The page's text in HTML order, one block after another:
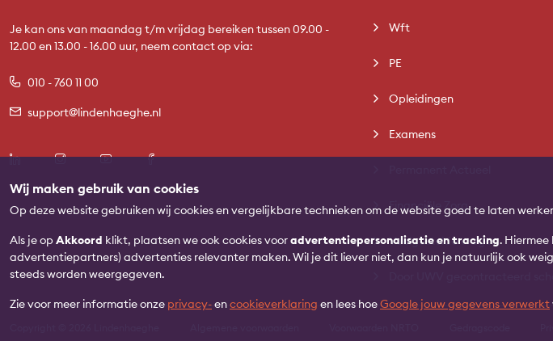
Wij maken gebruik van cookies
Op deze website gebruiken wij cookies en vergelijkbare technieken om de website goed te laten
Als je opAkkoord klikt, plaatsen we ook cookies vooradvertentiepersonalisatie en tracking. Hiermee
advertentiepartners) advertenties relevanter maken. Wil je dit liever niet, dan kun je natuurlijk ook
steeds worden weergegeven.
Zie voor meer informatie onze privacy-encookieverklaring en lees hoeGoogle jouw gegevens verwerkt
Je kan ons van maandag t/m vrijdag bereiken tussen 09.00 -
12.00 en 13.00 - 16.00 uur, neem contact op via:
010 - 760 11 00
support@lindenhaeghe.nl
Wft
PE
Opleidingen
Examens
Financiële Zorg
Veelgestelde vragen